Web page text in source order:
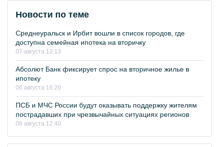
Новости по теме
Среднеуральск и Ирбит вошли в список городов, где
доступна семейная ипотека на вторичку
07 августа 12:13
Абсолют Банк фиксирует спрос на вторичное жилье в
ипотеку
06 августа 16:20
ПСБ и МЧС России будут оказывать поддержку жителям
пострадавших при чрезвычайных ситуациях регионов
06 августа 12:40